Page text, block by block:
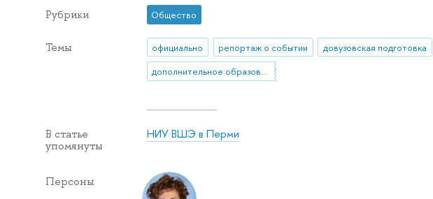
Рубрики Общество
Темы официально репортаж о событии довузовская подготовка
дополнительное образование
В статье
упомянуты
НИУ ВШЭ в Перми
Персоны